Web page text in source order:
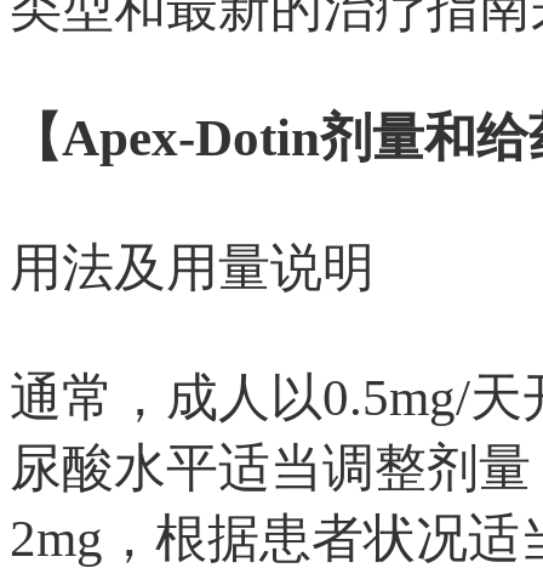
【Apex-Dotin剂量和
用法及用量说明
通常，成人以0.5mg/
尿酸水平适当调整剂
2mg，根据患者状况